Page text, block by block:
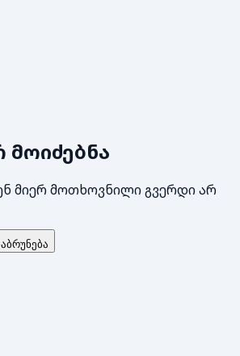
მიერ მოთხოვნილი გვერდი არ